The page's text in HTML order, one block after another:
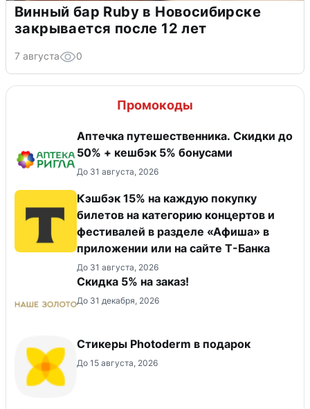
Винный бар Ruby в Новосибирске
закрывается после 12 лет
7 августа 0
Промокоды
Аптечка путешественника. Скидки до
50% + кешбэк 5% бонусами
До 31 августа, 2026
Кэшбэк 15% на каждую покупку
билетов на категорию концертов и
фестивалей в разделе «Афиша» в
приложении или на сайте Т-Банка
До 31 августа, 2026
Скидка 5% на заказ!
До 31 декабря, 2026
Стикеры Photoderm в подарок
До 15 августа, 2026